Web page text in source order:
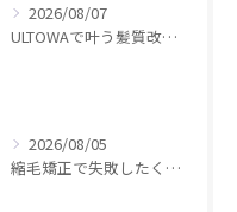
2026/08/07
ULTOWAで叶う髪質改善美髪カラー【銀座・美容室WISTERIA】
2026/08/05
縮毛矯正で失敗したくない方へ【銀座・美容室WISTERIA】